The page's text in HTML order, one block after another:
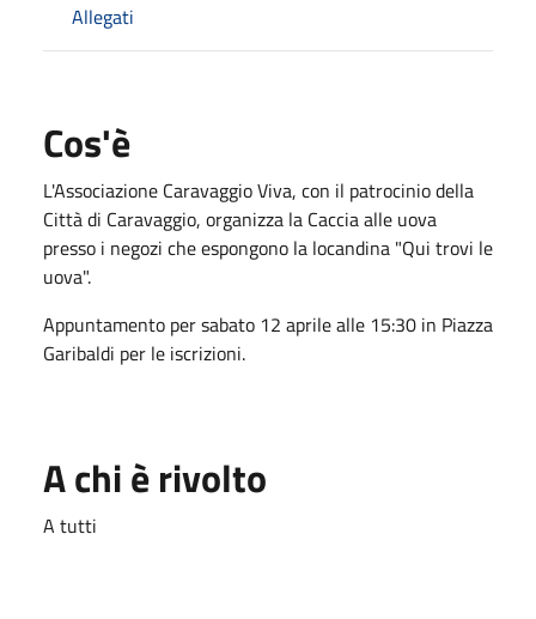
Allegati
Cos'è
L'Associazione Caravaggio Viva, con il patrocinio della
Città di Caravaggio, organizza la Caccia alle uova
presso i negozi che espongono la locandina "Qui trovi le
uova".
Appuntamento per sabato 12 aprile alle 15:30 in Piazza
Garibaldi per le iscrizioni.
A chi è rivolto
A tutti